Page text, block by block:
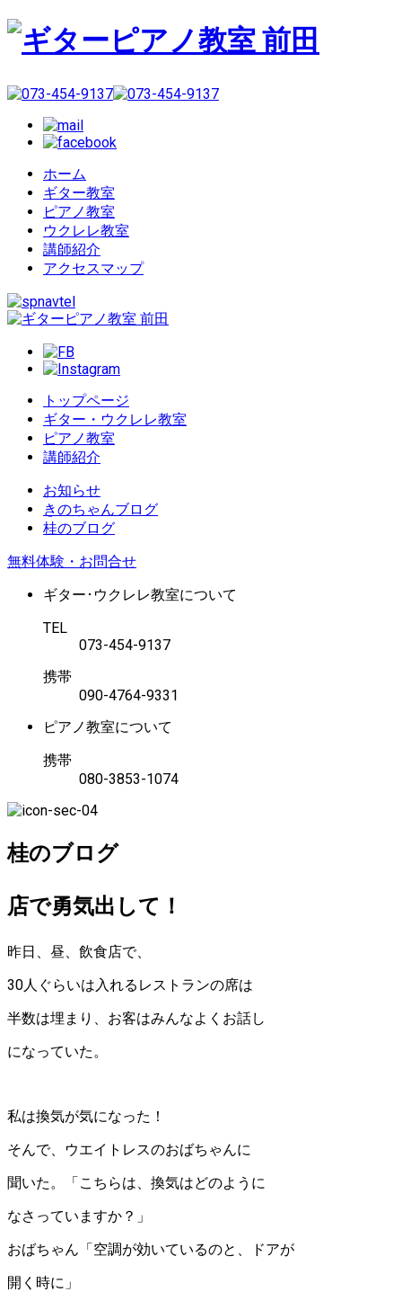
ホーム
ギター教室
ピアノ教室
ウクレレ教室
講師紹介
アクセスマップ
トップページ
ギター・ウクレレ教室
ピアノ教室
講師紹介
お知らせ
きのちゃんブログ
桂のブログ
無料体験・お問合せ
ギター･ウクレレ教室について
TEL
073-454-9137
携帯
090-4764-9331
ピアノ教室について
携帯
080-3853-1074
桂のブログ
店で勇気出して！
昨日、昼、飲食店で、
30人ぐらいは入れるレストランの席は
半数は埋まり、お客はみんなよくお話し
になっていた。
私は換気が気になった！
そんで、ウエイトレスのおばちゃんに
聞いた。「こちらは、換気はどのように
なさっていますか？」
おばちゃん「空調が効いているのと、ドアが
開く時に」